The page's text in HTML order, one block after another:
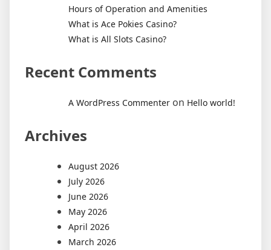
Hours of Operation and Amenities
What is Ace Pokies Casino?
What is All Slots Casino?
Recent Comments
A WordPress Commenter on Hello world!
Archives
August 2026
July 2026
June 2026
May 2026
April 2026
March 2026